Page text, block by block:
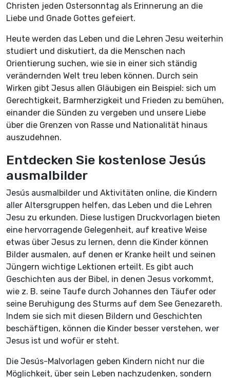
Christen jeden Ostersonntag als Erinnerung an die
Liebe und Gnade Gottes gefeiert.
Heute werden das Leben und die Lehren Jesu weiterhin
studiert und diskutiert, da die Menschen nach
Orientierung suchen, wie sie in einer sich ständig
verändernden Welt treu leben können. Durch sein
Wirken gibt Jesus allen Gläubigen ein Beispiel: sich um
Gerechtigkeit, Barmherzigkeit und Frieden zu bemühen,
einander die Sünden zu vergeben und unsere Liebe
über die Grenzen von Rasse und Nationalität hinaus
auszudehnen.
Entdecken Sie kostenlose Jesús
ausmalbilder
Jesús ausmalbilder und Aktivitäten online, die Kindern
aller Altersgruppen helfen, das Leben und die Lehren
Jesu zu erkunden. Diese lustigen Druckvorlagen bieten
eine hervorragende Gelegenheit, auf kreative Weise
etwas über Jesus zu lernen, denn die Kinder können
Bilder ausmalen, auf denen er Kranke heilt und seinen
Jüngern wichtige Lektionen erteilt. Es gibt auch
Geschichten aus der Bibel, in denen Jesus vorkommt,
wie z. B. seine Taufe durch Johannes den Täufer oder
seine Beruhigung des Sturms auf dem See Genezareth.
Indem sie sich mit diesen Bildern und Geschichten
beschäftigen, können die Kinder besser verstehen, wer
Jesus ist und wofür er steht.
Die Jesús-Malvorlagen geben Kindern nicht nur die
Möglichkeit, über sein Leben nachzudenken, sondern